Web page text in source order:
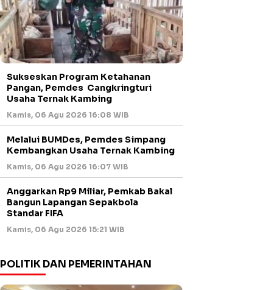
Sukseskan Program Ketahanan
Pangan, Pemdes Cangkringturi
Usaha Ternak Kambing
Kamis, 06 Agu 2026 16:08 WIB
Melalui BUMDes, Pemdes Simpang
Kembangkan Usaha Ternak Kambing
Kamis, 06 Agu 2026 16:07 WIB
Anggarkan Rp9 Miliar, Pemkab Bakal
Bangun Lapangan Sepakbola
Standar FIFA
Kamis, 06 Agu 2026 15:21 WIB
POLITIK DAN PEMERINTAHAN